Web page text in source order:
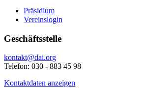
Präsidium
Vereinslogin
Geschäftsstelle
kontakt@dai.org
Telefon: 030 - 883 45 98
Kontaktdaten anzeigen